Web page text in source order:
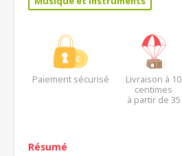
Paiement sécurisé
Livraison à 10
centimes
à partir de 35
Résumé